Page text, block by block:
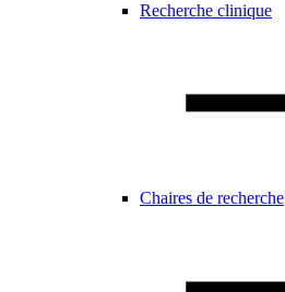
Recherche clinique
Chaires de recherche